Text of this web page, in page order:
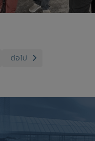
า: สำนักงานปศุสัตว์จังหวัดอ่
เนื้อหาถัดไป: สำนักงานปศุ
ต่อไป